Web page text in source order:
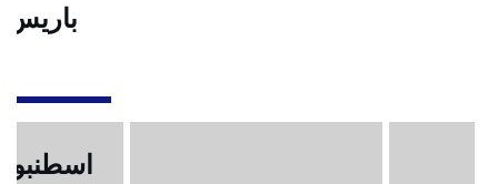
باريس